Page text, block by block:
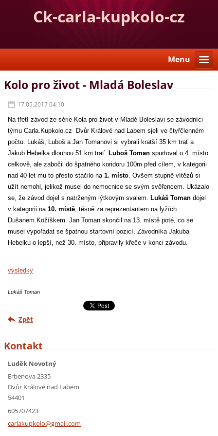
Ck-carla-kupkolo-cz
Menu
Kolo pro život - Mladá Boleslav
17.05.2017 04:10
Na třetí závod ze série Kola pro život v Mladé Boleslavi se závodníci
týmu Carla.Kupkolo.cz Dvůr Králové nad Labem sjeli ve čtyřčlenném
počtu. Lukáš, Luboš a Jan Tomanovi si vybrali kratší 35 km trať a
Jakub Hebelka dlouhou 51 km trať. Luboš Toman spurtoval o 4. místo
celkově, ale zabočil do špatného koridoru 100m před cílem, v kategorii
nad 40 let mu to přesto stačilo na1. místo. Ovšem stupně vítězů si
užít nemohl, jelikož musel do nemocnice se svým svěřencem. Ukázalo
se, že závod dojel s natrženým lýtkovým svalem. Lukáš Toman dojel
v kategorii na10. místě, těsně za reprezentantem na lyžích
Dušanem Kožíškem. Jan Toman skončil na 13. místě poté, co se
musel vypořádat se špatnou startovní pozicí. Závodníka Jakuba
Hebelku o lepší, než 30. místo, připravily křeče v konci závodu.
výsledky
Lukáš Toman
Zpět
Kontakt
Luděk Novotný
Erbenova 2335
Dvůr Králové nad Labem
54401
605707423
carlakupkolo@gmail.com